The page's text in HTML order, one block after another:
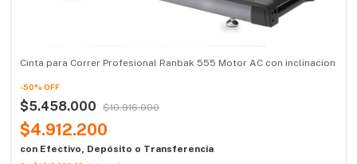
Cinta para Correr Profesional Ranbak 555 Motor AC con inclinacion
-50% OFF
$5.458.000 $10.916.000
$4.912.200
con Efectivo, Depósito o Transferencia